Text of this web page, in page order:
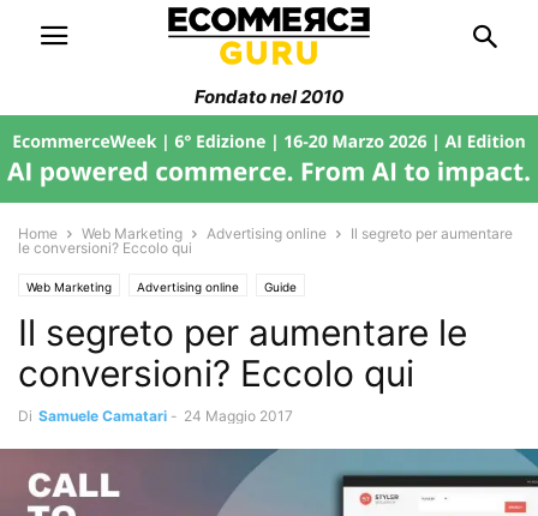
Fondato nel 2010
Home Web Marketing Advertising online
Il segreto per aumentare
le conversioni? Eccolo qui
Web Marketing Advertising online Guide
Il segreto per aumentare le
conversioni? Eccolo qui
Di Samuele Camatari - 24 Maggio 2017